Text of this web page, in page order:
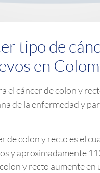
tipo de
en
el cáncer de colon y
de la enfermedad y
de colon y recto es el
y aproximadamente
y recto aumente